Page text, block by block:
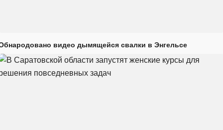
видео дымящейся свалки в Энгельсе